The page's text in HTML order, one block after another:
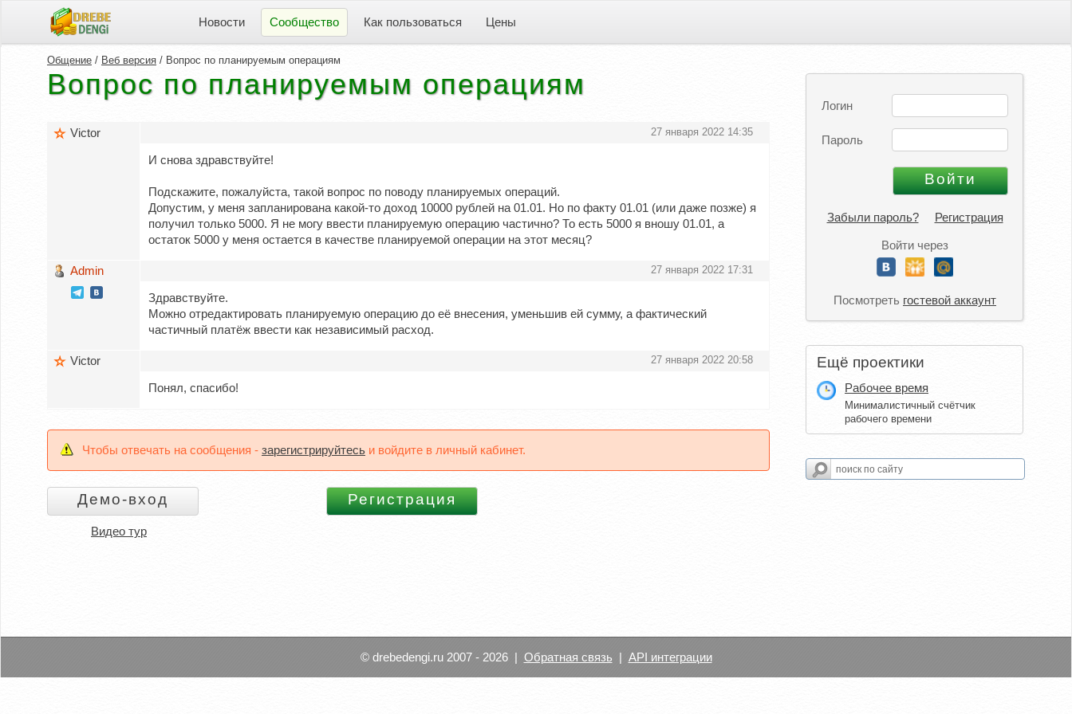
Новости Сообщество Как пользоваться Цены
Логин
Пароль
Забыли пароль? Регистрация
Войти через
Посмотреть гостевой аккаунт
Ещё проектики
Рабочее время
Минималистичный счётчик
рабочего времени
Общение / Веб версия / Вопрос по планируемым операциям
Вопрос по планируемым операциям
Victor 27 января 2022 14:35
И снова здравствуйте!
Подскажите, пожалуйста, такой вопрос по поводу планируемых операций.
Допустим, у меня запланирована какой-то доход 10000 рублей на 01.01. Но по факту 01.01 (или даже позже) я
получил только 5000. Я не могу ввести планируемую операцию частично? То есть 5000 я вношу 01.01, а
остаток 5000 у меня остается в качестве планируемой операции на этот месяц?
Admin 27 января 2022 17:31
Здравствуйте.
Можно отредактировать планируемую операцию до её внесения, уменьшив ей сумму, а фактический
частичный платёж ввести как независимый расход.
Victor 27 января 2022 20:58
Понял, спасибо!
Чтобы отвечать на сообщения - зарегистрируйтесь и войдите в личный кабинет.
Видео тур
© drebedengi.ru 2007 - 2026 | Обратная связь | API интеграции